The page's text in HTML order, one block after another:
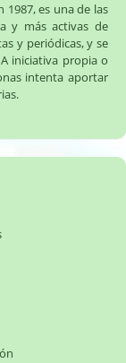
1987, es una de las
y más activas de
y periódicas, y se
iniciativa propia o
intenta aportar